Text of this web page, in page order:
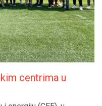
centrima u